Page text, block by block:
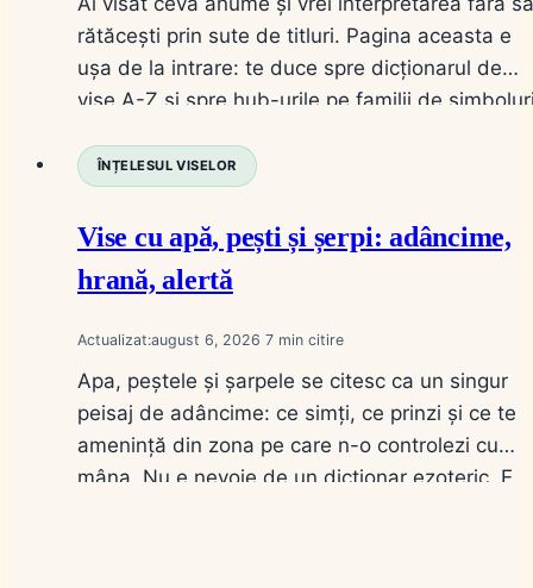
rătăcești prin sute de titluri. Pagina aceasta e
ușa de la intrare: te duce spre dicționarul de
vise A-Z și spre hub-urile pe familii de
folosești când știi simbolul, dar nu știi…
ÎNȚELESUL VISELOR
Vise cu apă, pești și șerpi: adâncime,
hrană, alertă
Actualizat:august 6, 2026 7
Apa, peștele și șarpele se citesc ca un singur
peisaj de adâncime: ce simți, ce prinzi și ce te
amenință din zona pe care n-o controlezi cu
mâna. Nu e nevoie de un dicționar ezoteric. E